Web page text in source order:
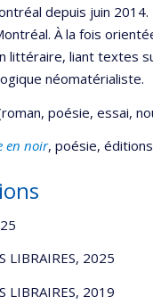
depuis juin
À la fois
liant textes
néomatérialiste.
poésie, essai,
en noir, poésie,
LIBRAIRES, 2025
LIBRAIRES, 2019